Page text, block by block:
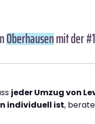
Oberhausenmit der #1
jeder Umzug von
individuell ist,